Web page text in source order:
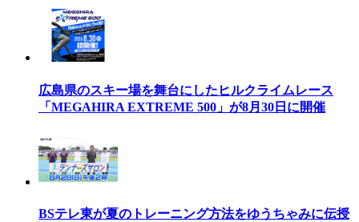
広島県のスキー場を舞台にしたヒルクライムレース
「MEGAHIRA EXTREME 500」が8月30日に開催
BSテレ東が夏のトレーニング方法をゆうちゃみに伝授